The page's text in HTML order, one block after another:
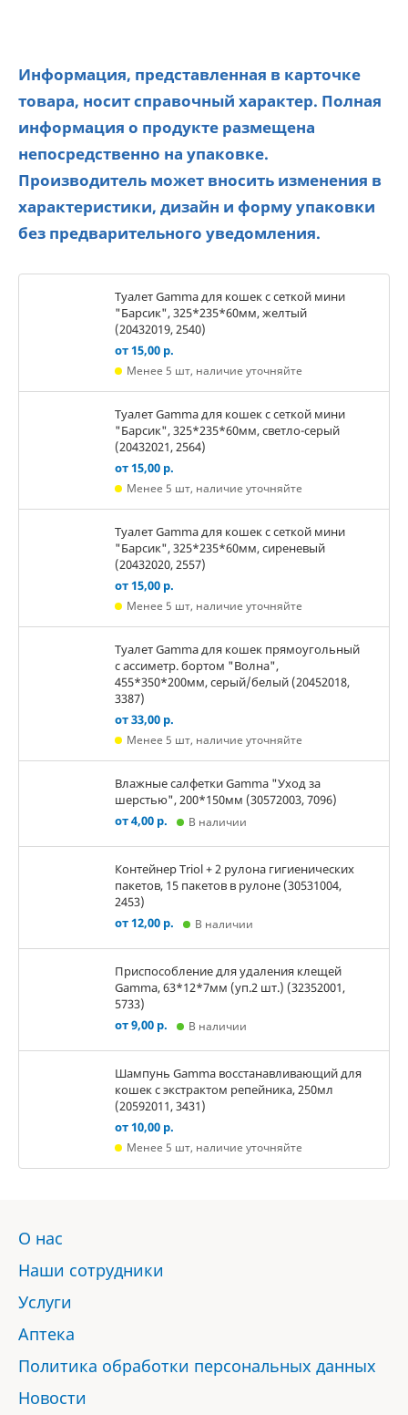
Информация, представленная в карточке
товара, носит справочный характер. Полная
информация о продукте размещена
непосредственно на упаковке.
Производитель может вносить изменения в
характеристики, дизайн и форму упаковки
без предварительного уведомления.
Туалет Gamma для кошек c сеткой мини
"Барсик", 325*235*60мм, желтый
(20432019, 2540)
от 15,00 р.
Менее 5 шт, наличие уточняйте
Туалет Gamma для кошек c сеткой мини
"Барсик", 325*235*60мм, светло-серый
(20432021, 2564)
от 15,00 р.
Менее 5 шт, наличие уточняйте
Туалет Gamma для кошек c сеткой мини
"Барсик", 325*235*60мм, сиреневый
(20432020, 2557)
от 15,00 р.
Менее 5 шт, наличие уточняйте
Туалет Gamma для кошек прямоугольный
с ассиметр. бортом "Волна",
455*350*200мм, серый/белый (20452018,
3387)
от 33,00 р.
Менее 5 шт, наличие уточняйте
Влажные салфетки Gamma "Уход за
шерстью", 200*150мм (30572003, 7096)
от 4,00 р.
В наличии
Контейнер Triol + 2 рулона гигиенических
пакетов, 15 пакетов в рулоне (30531004,
2453)
от 12,00 р.
В наличии
Приспособление для удаления клещей
Gamma, 63*12*7мм (уп.2 шт.) (32352001,
5733)
от 9,00 р.
В наличии
Шампунь Gamma восстанавливающий для
кошек с экстрактом репейника, 250мл
(20592011, 3431)
от 10,00 р.
Менее 5 шт, наличие уточняйте
О нас
Наши сотрудники
Услуги
Аптека
Политика обработки персональных данных
Новости